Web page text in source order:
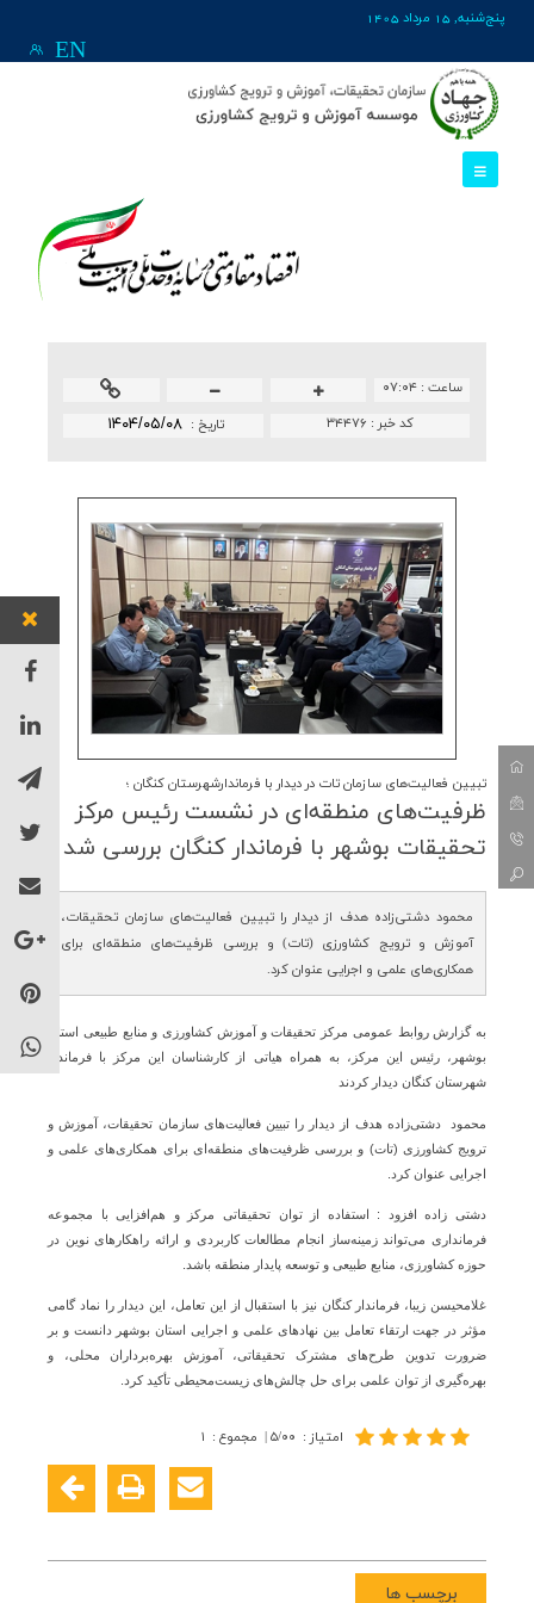
پنج‌شنبه, 15 مرداد 1405
EN
ساعت :۰۷:۰۴
تاريخ : ۱۴۰۴/۰۵/۰۸ کد خبر : ۳۴۴۷۶
تبیین فعالیت‌های سازمان تات در دیدار با فرماندارشهرستان کنگان ؛
ظرفیت‌های منطقه‌ای در نشست رئیس مركز
تحقیقات بوشهر با فرماندار كنگان بررسی شد
محمود دشتی‌زاده هدف از دیدار را تبیین فعالیت‌های سازمان تحقیقات،
آموزش و ترویج کشاورزی (تات) و بررسی ظرفیت‌های منطقه‌ای برای
همکاری‌های علمی و اجرایی عنوان کرد.
به گزارش روابط عمومی مرکز تحقیقات و آموزش کشاورزی و منابع طبیعی استان
بوشهر، رئیس این مرکز، به همراه هیاتی از کارشناسان این مرکز با فرماندار
شهرستان کنگان دیدار کردند
محمود دشتی‌زاده هدف از دیدار را تبیین فعالیت‌های سازمان تحقیقات، آموزش و
ترویج کشاورزی (تات) و بررسی ظرفیت‌های منطقه‌ای برای همکاری‌های علمی و
اجرایی عنوان کرد.
دشتی زاده افزود : استفاده از توان تحقیقاتی مرکز و هم‌افزایی با مجموعه
فرمانداری می‌تواند زمینه‌ساز انجام مطالعات کاربردی و ارائه راهکارهای نوین در
حوزه کشاورزی، منابع طبیعی و توسعه پایدار منطقه باشد.
غلامحیسن زیبا، فرماندار کنگان نیز با استقبال از این تعامل، این دیدار را نماد گامی
مؤثر در جهت ارتقاء تعامل بین نهادهای علمی و اجرایی استان بوشهر دانست و بر
ضرورت تدوین طرح‌های مشترک تحقیقاتی، آموزش بهره‌برداران محلی، و
بهره‌گیری از توان علمی برای حل چالش‌های زیست‌محیطی تأکید کرد.
امتیاز : ۵/۰۰| مجموع : ۱
برچسب ها